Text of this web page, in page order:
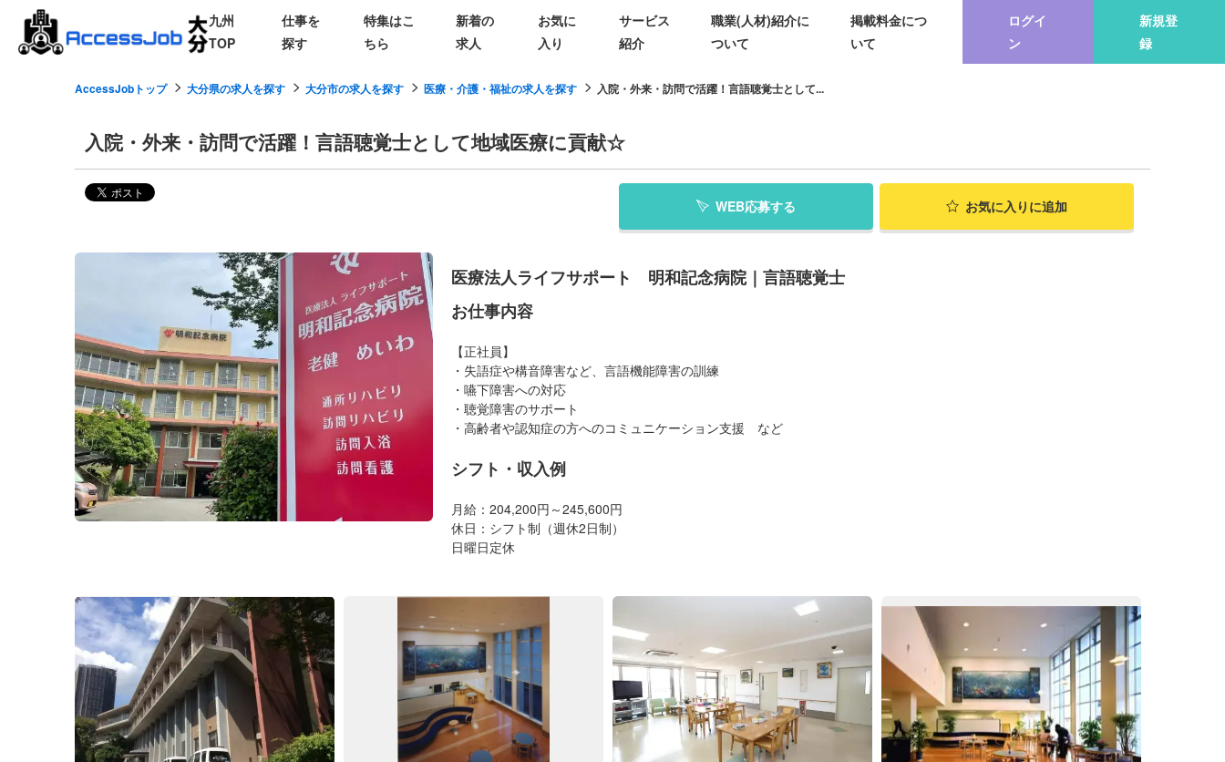
九州
TOP
仕事を
探す
特集はこ
ちら
新着の
求人
お気に
入り
サービス
紹介
職業(人材)紹介に
ついて
掲載料金につ
いて
ログイ
ン
新規登
録
AccessJobトップ 大分県の求人を探す 大分市の求人を探す 医療・介護・福祉の求人を探す 入院・外来・訪問で活躍！言語聴覚士として...
入院・外来・訪問で活躍！言語聴覚士として地域医療に貢献☆
WEB応募する お気に入り に追加
医療法人ライフサポート 明和記念病院｜言語聴覚士
お仕事内容
【正社員】
・失語症や構音障害など、言語機能障害の訓練
・嚥下障害への対応
・聴覚障害のサポート
・高齢者や認知症の方へのコミュニケーション支援 など
シフト・収入例
月給：204,200円～245,600円
休日：シフト制（週休2日制）
日曜日定休